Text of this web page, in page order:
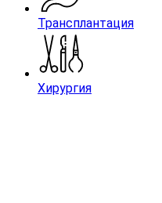
Трансплантация
Хирургия